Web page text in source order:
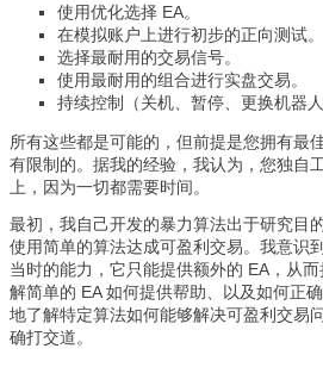
使用优化选择 EA。
在模拟账户上进行初步的正向测试。
选择最耐用的交易信号。
使用最耐用的组合进行实盘交易。
持续控制（关机、暂停、更换机器
所有这些都是可能的，但前提是您拥有最
有限制的。据我的经验，我认为，您独自
上，因为一切都需要时间。
最初，我自己开发的暴力算法出于研究目
使用简单的算法达成可盈利交易。我意识
当时的能力，它只能提供额外的 EA，从
解简单的 EA 如何提供帮助、以及如何正
地了解特定算法如何能够解决可盈利交易
确打交道。